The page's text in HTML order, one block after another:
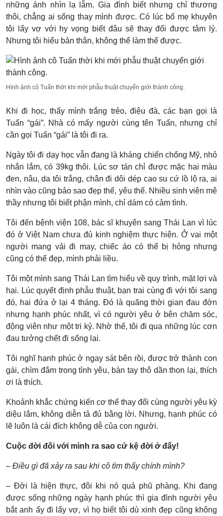
những ánh nhìn lạ lẫm. Gia đình biết nhưng chỉ thương
thôi, chẳng ai sống thay mình được. Có lúc bố mẹ khuyên
tôi lấy vợ với hy vọng biết đâu sẽ thay đổi được tâm lý.
Nhưng tôi hiểu bản thân, không thể làm thế được.
Hình ảnh cô Tuấn thời khi mới phẫu thuật chuyển giới thành công.
Khi đi học, thấy mình trắng trẻo, điệu đà, các bạn gọi là
Tuấn “gái”. Nhà có mấy người cùng tên Tuấn, nhưng chỉ
cần gọi Tuấn “gái” là tôi đi ra.
Ngày tôi đi dạy học vẫn đang là kháng chiến chống Mỹ, nhỏ
nhắn lắm, có 39kg thôi. Lúc sơ tán chỉ được mặc hai màu
đen, nâu, da tôi trắng, chân đi dôi dép cao su cứ lồ lộ ra, ai
nhìn vào cũng bảo sao đẹp thế, yêu thế. Nhiều sinh viên mê
thầy nhưng tôi biết phận mình, chỉ dám có cảm tình.
Tôi đến bệnh viện 108, bác sĩ khuyên sang Thái Lan vì lúc
đó ở Việt Nam chưa đủ kinh nghiệm thực hiện. Ở vai một
người mang vải đi may, chiếc áo có thể bị hỏng nhưng
cũng có thể đẹp, mình phải liều.
Tôi một mình sang Thái Lan tìm hiểu về quy trình, mặt lợi và
hại. Lúc quyết định phẫu thuật, bạn trai cùng đi với tôi sang
đó, hai đứa ở lại 4 tháng. Đó là quãng thời gian đau đớn
nhưng hạnh phúc nhất, vì có người yêu ở bên chăm sóc,
động viên như một tri kỷ. Nhờ thế, tôi đi qua những lúc cơn
đau tưởng chết đi sống lại.
Tôi nghĩ hạnh phúc ở ngay sát bên rồi, được trở thành con
gái, chìm đắm trong tình yêu, bàn tay thô dần thon lại, thích
ơi là thích.
Khoảnh khắc chứng kiến cơ thể thay đổi cùng người yêu kỳ
diệu lắm, không diễn tả đủ bằng lời. Nhưng, hạnh phúc có
lẽ luôn là cái đích không dễ của con người.
Cuộc đời đối với mình ra sao cứ kệ đời ở đấy!
– Điều gì đã xảy ra sau khi cô tìm thấy chính mình?
– Đời là hiện thực, đôi khi nó quá phũ phàng. Khi đang
được sống những ngày hạnh phúc thì gia đình người yêu
bắt anh ấy đi lấy vợ, vì họ biết tôi dù xinh đẹp cũng không